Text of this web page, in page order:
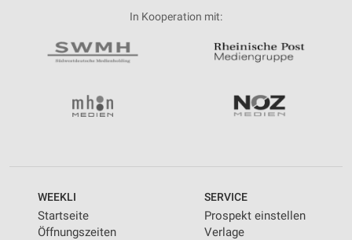
In Kooperation mit:
WEEKLI
Startseite
Öffnungszeiten
SERVICE
Prospekt einstellen
Verlage